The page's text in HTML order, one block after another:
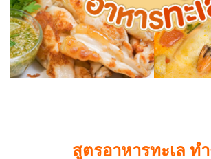
สูตรอาหารทะเล ท